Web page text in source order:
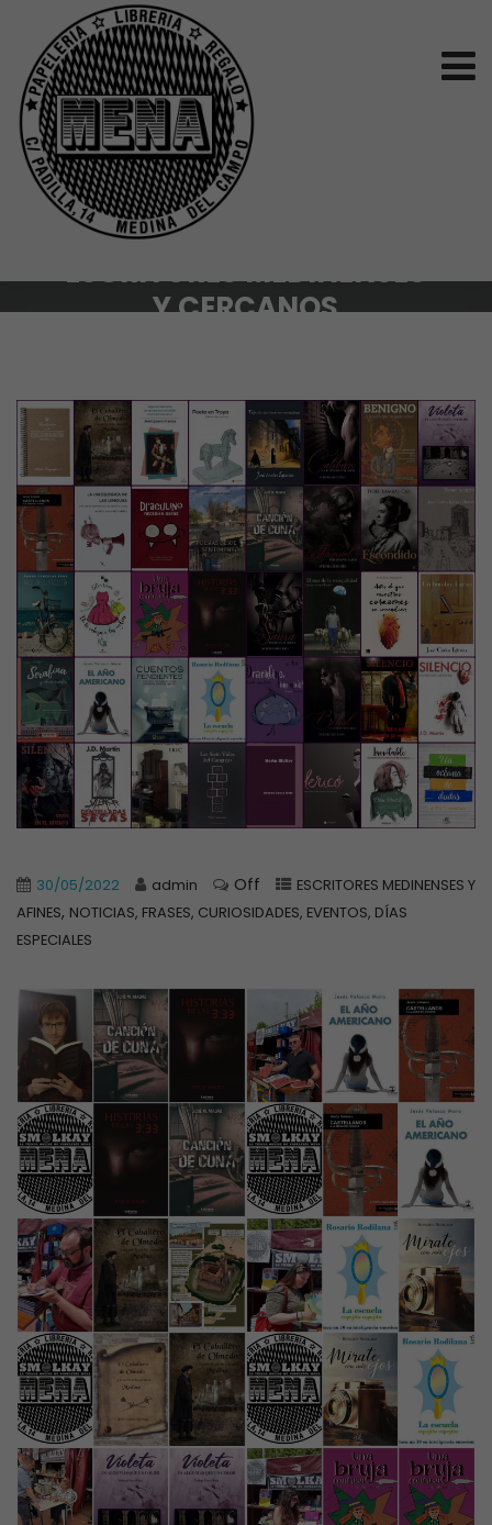
ESCRITORES MEDINENSES
Y CERCANOS
30/05/2022 admin Off
ESCRITORES MEDINENSES Y
AFINES, NOTICIAS, FRASES, CURIOSIDADES, EVENTOS, DÍAS
ESPECIALES